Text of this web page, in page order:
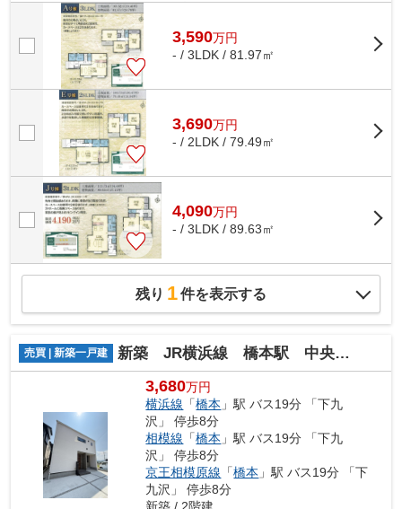
件はローソン 相模原二本松二丁目店まで...
3,590万円
- / 3LDK / 81.97㎡
3,690万円
- / 2LDK / 79.49㎡
4,090万円
- / 3LDK / 89.63㎡
残り 1件を表示する
売買 | 新築一戸建 新築 JR横浜線 橋本駅 中央区 田名
3,680万円
横浜線 「橋本 」駅 バス19分 「下九
沢」 停歩8分
相模線 「橋本 」駅 バス19分 「下九
沢」 停歩8分
京王相模原線 「橋本 」駅 バス19分 「下
九沢」 停歩8分